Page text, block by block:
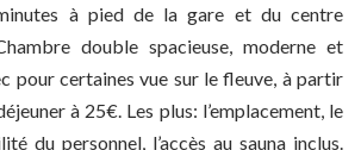
à pied de la gare et du centre
double spacieuse, moderne et
pour certaines vue sur le fleuve, à partir
à 25€. Les plus: l’emplacement, le
du personnel, l’accès au sauna inclus.